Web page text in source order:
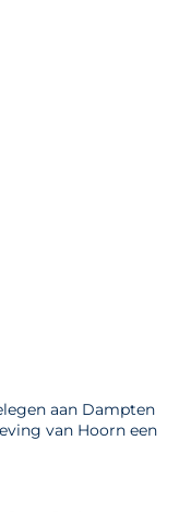
aan Dampten
van Hoorn een